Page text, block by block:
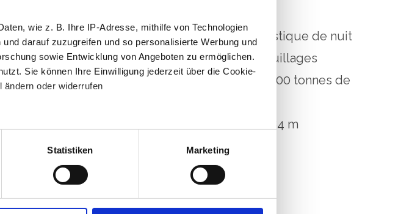
wie z. B. Ihre IP-Adresse, mithilfe von Technologien
darauf zuzugreifen und so personalisierte Werbung und
sowie Entwicklung von Angeboten zu ermöglichen.
Sie können Ihre Einwilligung jederzeit über die Cookie-
oder widerrufen
bis auf einige Meter genau sein können
(Fingerprinting) identifizieren
werden, und legen Sie Ihre Präferenzen imAbschnitt
Funktionen für soziale Medien anbieten zu können
Statistiken Marketing
Travail en deux équipes avec logistique de nuit
Installation de deux nouveaux aiguillages
860 tonnes de ballastage - total 1900 tonnes de
Construction neuve d'un quai de 84 m
maître d'ouvrage
Appenzeller Bahnen AG